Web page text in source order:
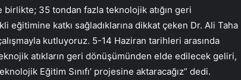
birlikte; 35 tondan fazla teknolojik atığın geri
katkı sağladıklarına dikkat çeken Dr. Ali Taha
kutluyoruz. 5-14 Haziran tarihleri arasında
atıkların geri dönüşümünden elde edilecek geliri,
Eğitim Sınıfı’ projesine aktaracağız” dedi.